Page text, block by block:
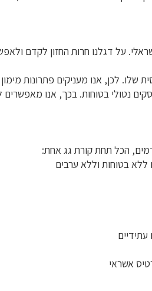
על דגלנו חרות החזון לקדם
שלו. לכן, אנו מעניקים פתרונות
נטולי בטוחות. בכך, אנו מאפשרים
הכל תחת קורת גג אחת:
ללא בטוחות וללא ערבים
אשראי